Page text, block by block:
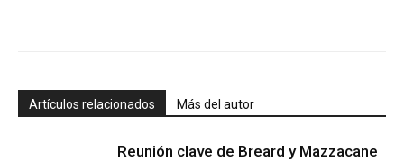
Artículos relacionados Más del autor
Reunión clave de Breard y Mazzacane